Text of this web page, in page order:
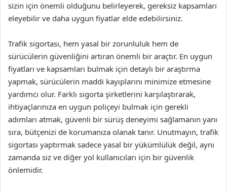
sizin için önemli olduğunu belirleyerek, gereksiz kapsamları
eleyebilir ve daha uygun fiyatlar elde edebilirsiniz.
Trafik sigortası, hem yasal bir zorunluluk hem de
sürücülerin güvenliğini artıran önemli bir araçtır. En uygun
fiyatları ve kapsamları bulmak için detaylı bir araştırma
yapmak, sürücülerin maddi kayıplarını minimize etmesine
yardımcı olur. Farklı sigorta şirketlerini karşılaştırarak,
ihtiyaçlarınıza en uygun poliçeyi bulmak için gerekli
adımları atmak, güvenli bir sürüş deneyimi sağlamanın yanı
sıra, bütçenizi de korumanıza olanak tanır. Unutmayın, trafik
sigortası yaptırmak sadece yasal bir yükümlülük değil, aynı
zamanda siz ve diğer yol kullanıcıları için bir güvenlik
önlemidir.